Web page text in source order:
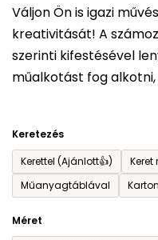
Váljon Ön is igazi
kreativitását! A
szerinti kifestésével
műalkotást fog
Keretezés
Kerettel (Ajánlott👍)
Műanyagtáblával
Méret
ből
0,0
csillag.